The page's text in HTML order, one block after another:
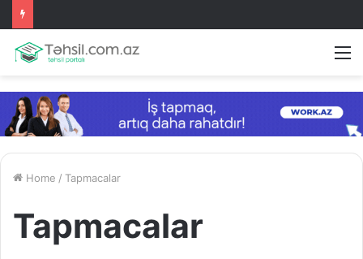
Home / Tapmacalar
Tapmacalar